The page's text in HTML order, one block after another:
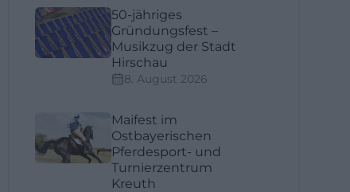
50-jähriges
Gründungsfest –
Musikzug der Stadt
Hirschau
8. August 2026
Maifest im
Ostbayerischen
Pferdesport- und
Turnierzentrum
Kreuth